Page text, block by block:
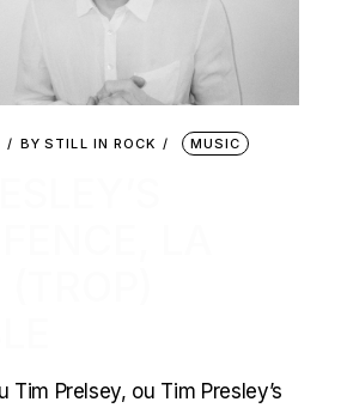
BY STILL IN ROCK MUSIC
Tim Prelsey, ou Tim Presley’s